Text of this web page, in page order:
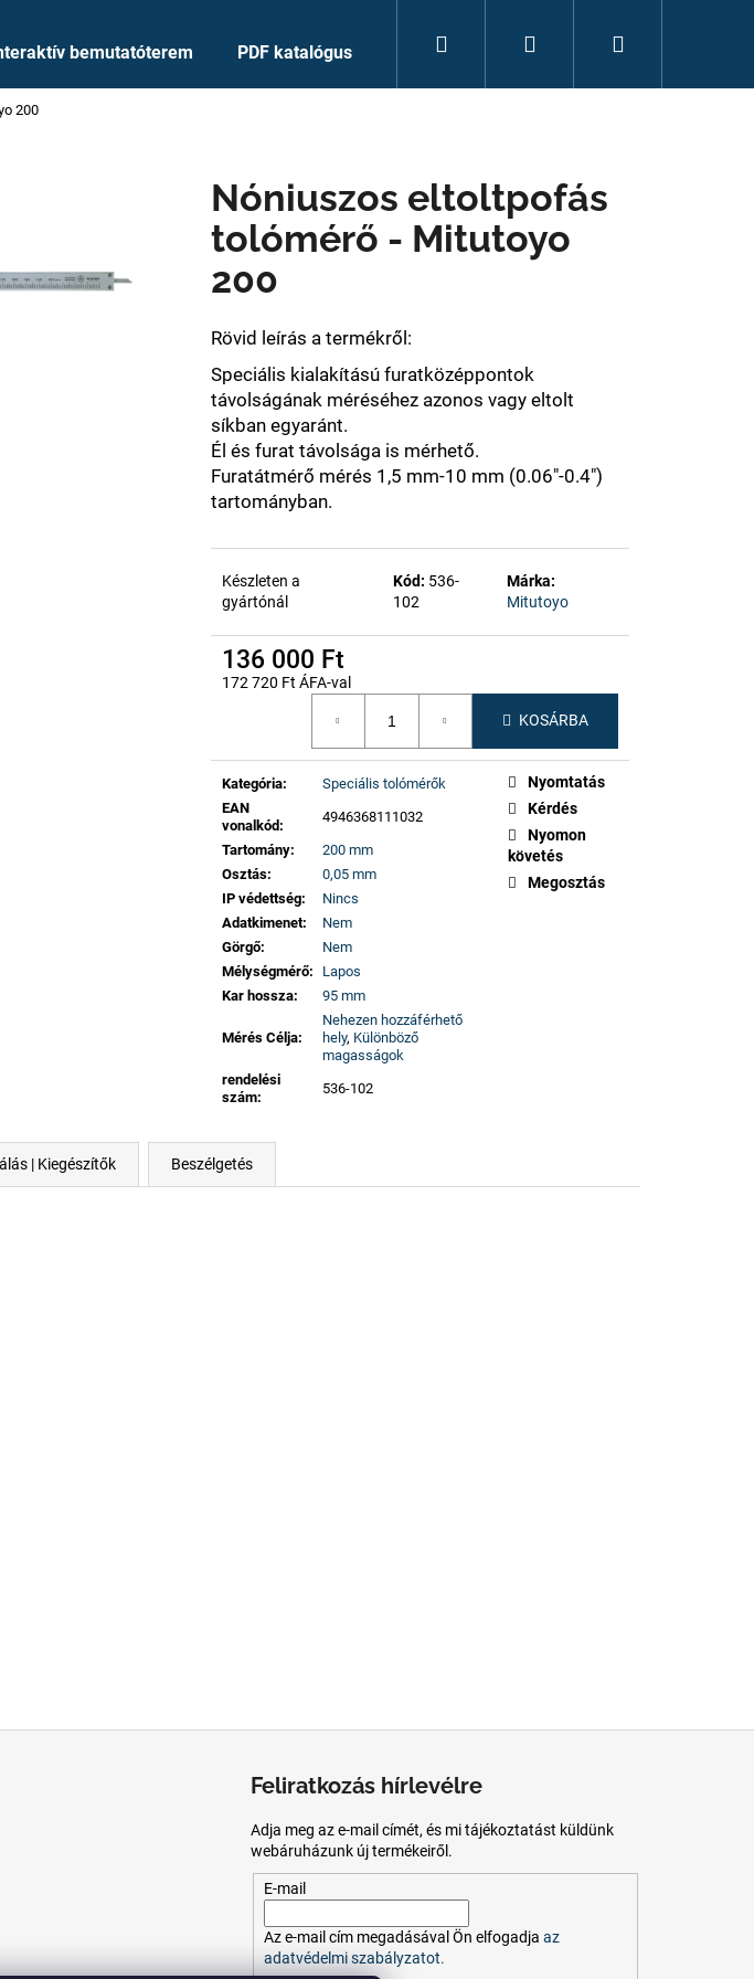
bemutatóterem PDF katalógus Keresés Bejelentkezés
200
Nóniuszos eltoltpofás
tolómérő - Mitutoyo
200
Rövid leírás a termékről:
Speciális kialakítású furatközéppontok
távolságának méréséhez azonos vagy eltolt
síkban egyaránt.
Él és furat távolsága is mérhető.
Furatátmérő mérés 1,5 mm-10 mm (0.06"-0.4")
tartományban.
Készleten a
gyártónál
Kód: 536-
102
Márka:
Mitutoyo
136 000 Ft
172 720 Ft ÁFA-val
KOSÁRBA
Kategória:
Speciális tolómérők
EAN
vonalkód:
4946368111032
Tartomány:
200 mm
Osztás:
0,05 mm
IP védettség:
Nincs
Adatkimenet:
Nem
Görgő:
Nem
Mélységmérő:
Lapos
Kar hossza: 95 mm
Mérés Célja:
Nehezen hozzáférhető
hely, Különböző
magasságok
rendelési
szám:
536-102
Nyomtatás
Kérdés
Nyomon
követés
Megosztás
| Kiegészítők Beszélgetés
Feliratkozás hírlevélre
Adja meg az e-mail címét, és mi tájékoztatást küldünk
webáruházunk új termékeiről.
E-mail
Aze-mailcím megadásával Ön elfogadja az
adatvédelmi szabályzatot.